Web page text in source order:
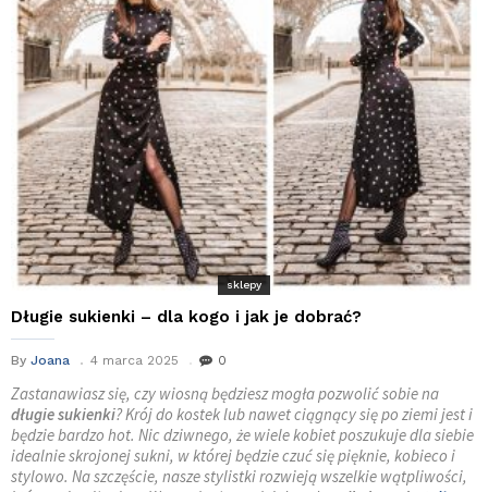
sklepy
Długie sukienki – dla kogo i jak je dobrać?
By Joana 4 marca 2025 0
Zastanawiasz się, czy wiosną będziesz mogła pozwolić sobie na
długie sukienki? Krój do kostek lub nawet ciągnący się po ziemi jest i
będzie bardzo hot. Nic dziwnego, że wiele kobiet poszukuje dla siebie
idealnie skrojonej sukni, w której będzie czuć się pięknie, kobieco i
stylowo. Na szczęście, nasze stylistki rozwieją wszelkie wątpliwości,